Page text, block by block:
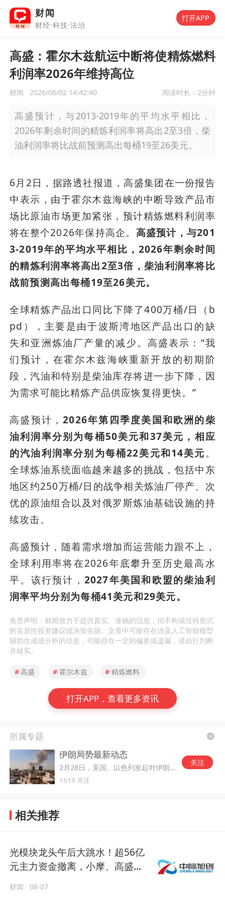
财闻
财经·科技·法治
打开APP
高盛：霍尔木兹航运中断将使精炼燃料
利润率2026年维持高位
财闻 2026/06/02 14:42:40 阅读时长： 2分钟
高盛预计，与2013-2019年的平均水平相比，
2026年剩余时间的精炼利润率将高出2至3倍，柴
油利润率将比战前预测高出每桶19至26美元。
6月2日，据路透社报道，高盛集团在一份报告
中表示，由于霍尔木兹海峡的中断导致产品市
场比原油市场更加紧张，预计精炼燃料利润率
将在整个2026年保持高企。 高盛预计，与201
3-2019年的平均水平相比，2026年剩余时间
的精炼利润率将高出2至3倍，柴油利润率将比
战前预测高出每桶19至26美元。
全球精炼产品出口同比下降了400万桶/日（b
pd），主要是由于波斯湾地区产品出口的缺
失和亚洲炼油厂产量的减少。高盛表示：“我
们预计，在霍尔木兹海峡重新开放的初期阶
段，汽油和特别是柴油库存将进一步下降，因
为需求可能比精炼产品供应恢复得更快。”
高盛预计，2026年第四季度美国和欧洲的柴
油利润率分别为每桶50美元和37美元，相应
的汽油利润率分别为每桶22美元和14美元。
全球炼油系统面临越来越多的挑战，包括中东
地区约250万桶/日的战争相关炼油厂停产、次
优的原油组合以及对俄罗斯炼油基础设施的持
续攻击。
高盛预计，随着需求增加而运营能力跟不上，
全球利用率将在2026年底攀升至历史最高水
平。该行预计， 2027年美国和欧盟的柴油利
润率平均分别为每桶41美元和29美元。
免责声明：财闻致力于提供真实、准确的信息，但不构成任何形式
的实质性投资建议或决策依据。文章中可能存在涉及人工智能模型
辅助生成或分析的信息，可能存在一定的偏差或遗漏，请自行判断
并核实。
# 高盛 # 霍尔木兹 # 精炼燃料
打开APP，查看更多资讯
所属专题
伊朗局势最新动态
2月28日，美国、以色列发起对伊朗的军事打击。
1619 关注
关注
相关推荐
光模块龙头午后大跳水！超56亿
元主力资金撤离，小摩、高盛却
财闻 08-07